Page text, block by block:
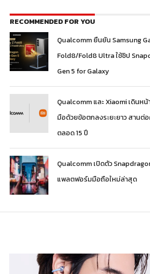
RECOMMENDED FOR YOU
Qualcomm ยืนยัน Samsung
Fold8/Fold8 Ultra ใช้ชิป
Gen 5 for Galaxy
Qualcomm และ Xiaomi เดินหน้
มือด้วยข้อตกลงระยะยาว สานต่
ตลอด 15 ปี
Qualcomm เปิดตัว
แพลตฟอร์มมือถือใหม่ล่าสุด